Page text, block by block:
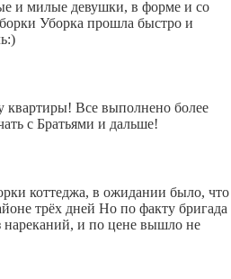
и милые девушки, в форме и со
Уборка прошла быстро и
квартиры! Все выполнено более
с Братьями и дальше!
коттеджа, в ожидании было, что
трёх дней Но по факту бригада
нареканий, и по цене вышло не